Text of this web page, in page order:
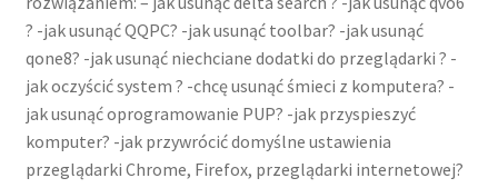
? -jak usunąć QQPC? -jak usunąć toolbar? -jak usunąć
qone8? -jak usunąć niechciane dodatki do przeglądarki ? -
jak oczyścić system ? -chcę usunąć śmieci z komputera? -
jak usunąć oprogramowanie PUP? -jak przyspieszyć
komputer? -jak przywrócić domyślne ustawienia
przeglądarki Chrome, Firefox, przeglądarki internetowej?